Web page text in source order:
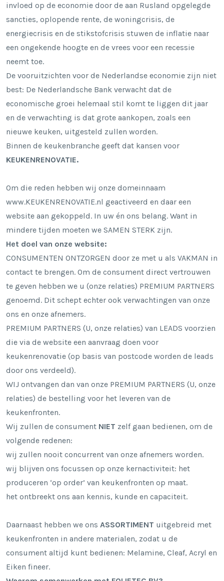
invloed op de economie door de aan Rusland opgelegde
sancties, oplopende rente, de woningcrisis, de
energiecrisis en de stikstofcrisis stuwen de inflatie naar
een ongekende hoogte en de vrees voor een recessie
neemt toe.
De vooruitzichten voor de Nederlandse economie zijn niet
best: De Nederlandsche Bank verwacht dat de
economische groei helemaal stil komt te liggen dit jaar
en de verwachting is dat grote aankopen, zoals een
nieuwe keuken, uitgesteld zullen worden.
Binnen de keukenbranche geeft dat kansen voor
KEUKENRENOVATIE.
Om die reden hebben wij onze domeinnaam
www.KEUKENRENOVATIE.nl geactiveerd en daar een
website aan gekoppeld. In uw én ons belang. Want in
mindere tijden moeten we SAMEN STERK zijn.
Het doel van onze website:
CONSUMENTEN ONTZORGEN door ze met u als VAKMAN in
contact te brengen. Om de consument direct vertrouwen
te geven hebben we u (onze relaties) PREMIUM PARTNERS
genoemd. Dit schept echter ook verwachtingen van onze
ons en onze afnemers.
PREMIUM PARTNERS (U, onze relaties) van LEADS voorzien
die via de website een aanvraag doen voor
keukenrenovatie (op basis van postcode worden de leads
door ons verdeeld).
WIJ ontvangen dan van onze PREMIUM PARTNERS (U, onze
relaties) de bestelling voor het leveren van de
keukenfronten.
Wij zullen de consument NIET zelf gaan bedienen, om de
volgende redenen:
wij zullen nooit concurrent van onze afnemers worden.
wij blijven ons focussen op onze kernactiviteit: het
produceren ‘op order’ van keukenfronten op maat.
het ontbreekt ons aan kennis, kunde en capaciteit.
Daarnaast hebben we ons ASSORTIMENT uitgebreid met
keukenfronten in andere materialen, zodat u de
consument altijd kunt bedienen: Melamine, Cleaf, Acryl en
Eiken fineer.